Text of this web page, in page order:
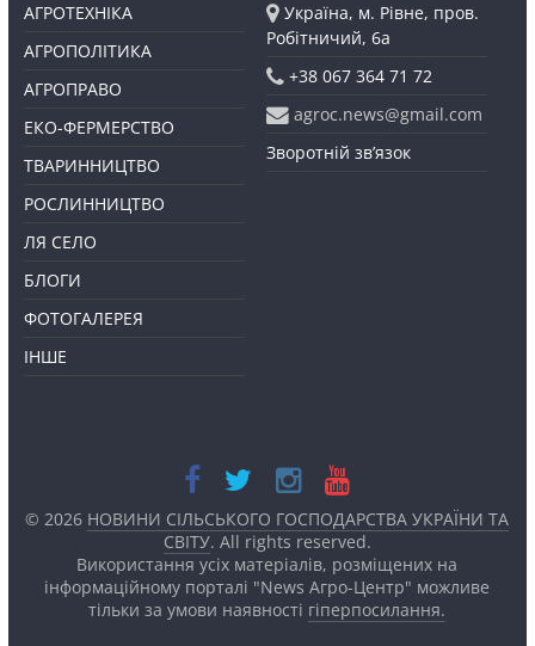
АГРОТЕХНІКА
АГРОПОЛІТИКА
АГРОПРАВО
ЕКО-ФЕРМЕРСТВО
ТВАРИННИЦТВО
РОСЛИННИЦТВО
ЛЯ СЕЛО
БЛОГИ
ФОТОГАЛЕРЕЯ
ІНШЕ
Україна, м. Рівне, пров.
Робітничий, 6а
+38 067 364 71 72
agroc.news@gmail.com
Зворотній зв’язок
© 2026 НОВИНИ СІЛЬСЬКОГО ГОСПОДАРСТВА УКРАЇНИ ТА
СВІТУ. All rights reserved.
Використання усіх матеріалів, розміщених на
інформаційному порталі "News Агро-Центр" можливе
тільки за умови наявності гіперпосилання.